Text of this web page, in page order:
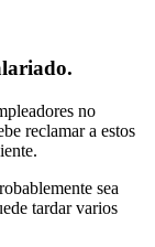
no
reclamar a estos
sea
tardar varios